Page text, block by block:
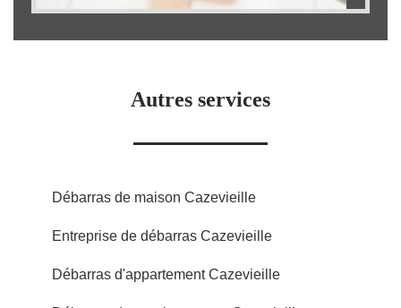
Autres services
Débarras de maison Cazevieille
Entreprise de débarras Cazevieille
Débarras d'appartement Cazevieille